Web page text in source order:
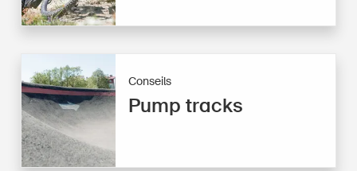
Conseils
Pump tracks